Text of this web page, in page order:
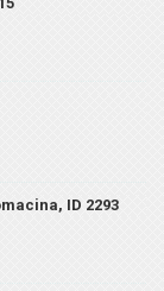
ID 2293